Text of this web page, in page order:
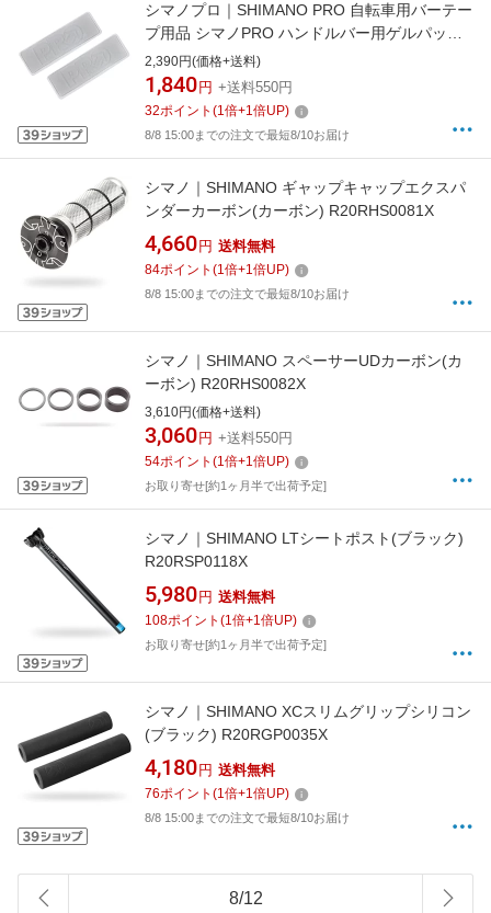
シマノプロ｜SHIMANO PRO 自転車用バーテー
プ用品 シマノPRO ハンドルバー用ゲルパッド
R20RAC0087X
2,390円(価格+送料)
1,840 円 +送料550円
32ポイント (1倍+1倍UP)
8/8 15:00までの注文で最短8/10お届け
シマノ｜SHIMANO ギャップキャップエクスパ
ンダーカーボン(カーボン) R20RHS0081X
4,660 円 送料無料
84ポイント (1倍+1倍UP)
8/8 15:00までの注文で最短8/10お届け
シマノ｜SHIMANO スペーサーUDカーボン(カ
ーボン) R20RHS0082X
3,610円(価格+送料)
3,060 円 +送料550円
54ポイント (1倍+1倍UP)
お取り寄せ[約1ヶ月半で出荷予定]
シマノ｜SHIMANO LTシートポスト(ブラック)
R20RSP0118X
5,980 円 送料無料
108ポイント (1倍+1倍UP)
お取り寄せ[約1ヶ月半で出荷予定]
シマノ｜SHIMANO XCスリムグリップシリコン
(ブラック) R20RGP0035X
4,180 円 送料無料
76ポイント (1倍+1倍UP)
8/8 15:00までの注文で最短8/10お届け
8/12